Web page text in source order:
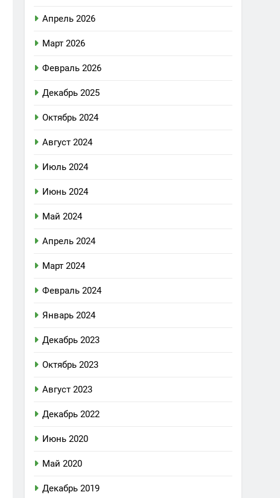
Апрель 2026
Март 2026
Февраль 2026
Декабрь 2025
Октябрь 2024
Август 2024
Июль 2024
Июнь 2024
Май 2024
Апрель 2024
Март 2024
Февраль 2024
Январь 2024
Декабрь 2023
Октябрь 2023
Август 2023
Декабрь 2022
Июнь 2020
Май 2020
Декабрь 2019